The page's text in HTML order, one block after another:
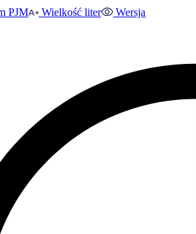
PJM Wielkość liter
Wersja